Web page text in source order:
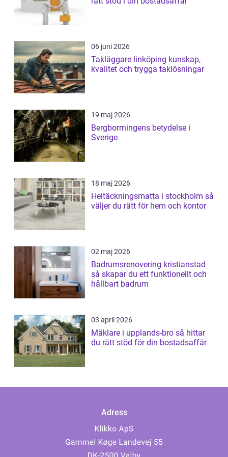
06 juni 2026
Takläggare linköping kunskap,
kvalitet och trygga taklösningar
19 maj 2026
Bergborrningens betydelse i
Sverige
18 maj 2026
Heltäckningsmatta i stockholm så
väljer du rätt för hem och kontor
02 maj 2026
Badrumsrenovering kristianstad
så skapar du ett funktionellt och
hållbart badrum
03 april 2026
Mäklare i upplands-bro så hittar
du rätt stöd för din bostadsaffär
Adress